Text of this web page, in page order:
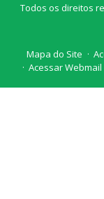
Todos os direitos
Mapa do Site
Acessar Webmail